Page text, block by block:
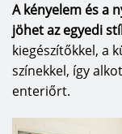
A kényelem és a
jöhet az egyedi
kiegészítőkkel, a
színekkel, így
enteriőrt.